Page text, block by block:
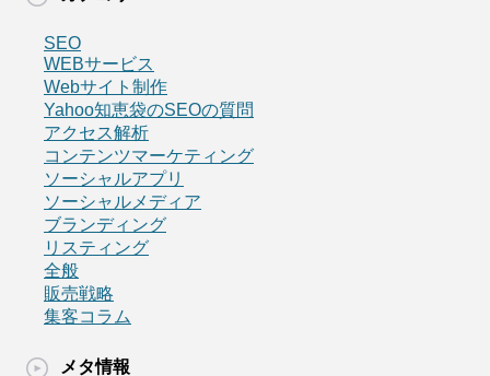
SEO
WEBサービス
Webサイト制作
Yahoo知恵袋のSEOの質問
アクセス解析
コンテンツマーケティング
ソーシャルアプリ
ソーシャルメディア
ブランディング
リスティング
全般
販売戦略
集客コラム
メタ情報